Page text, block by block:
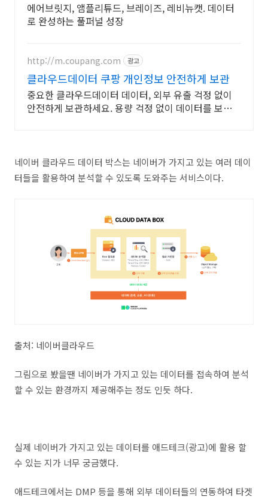
에어브릿지, 앰플리튜드, 브레이즈, 레비뉴캣. 데이터
로 완성하는 풀퍼널 성장
http://m.coupang.com 광고
클라우드데이터 쿠팡 개인정보 안전하게 보관
중요한 클라우드데이터 데이터, 외부 유출 걱정 없이
안전하게 보관하세요. 용량 걱정 없이 데이터를 보관하
네이버 클라우드 데이터 박스는 네이버가 가지고 있는 여러 데이
터들을 활용하여 분석할 수 있도록 도와주는 서비스이다.
출처: 네이버클라우드
그림으로 봤을땐 네이버가 가지고 있는 데이터를 접속하여 분석
할 수 있는 환경까지 제공해주는 정도 인듯 하다.
실제 네이버가 가지고 있는 데이터를 애드테크(광고)에 활용 할
수 있는 지가 너무 궁금했다.
애드테크에서는 DMP 등을 통해 외부 데이터들의 연동하여 타겟